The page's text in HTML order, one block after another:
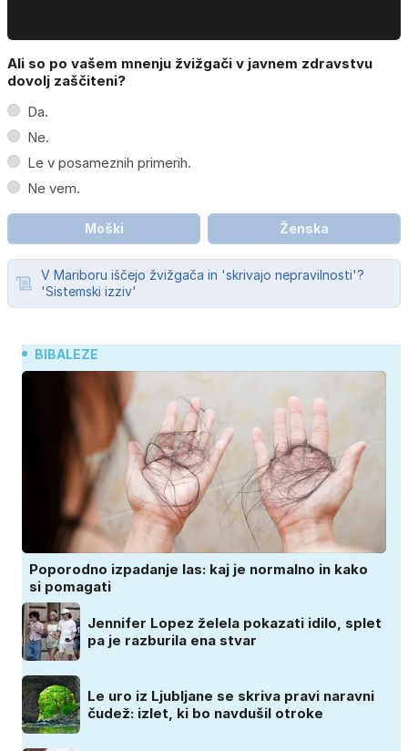
Ali so po vašem mnenju žvižgači v javnem zdravstvu
dovolj zaščiteni?
Da.
Ne.
Le v posameznih primerih.
Ne vem.
Moški Ženska
V Mariboru iščejo žvižgača in 'skrivajo nepravilnosti'?
'Sistemski izziv'
BIBALEZE
Poporodno izpadanje las: kaj je normalno in kako
si pomagati
Jennifer Lopez želela pokazati idilo, splet
pa je razburila ena stvar
Le uro iz Ljubljane se skriva pravi naravni
čudež: izlet, ki bo navdušil otroke